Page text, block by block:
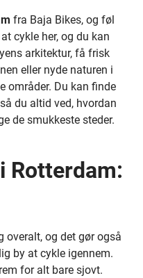
fra Baja Bikes, og føl
cykle her, og du kan
arkitektur, få frisk
eller nyde naturen i
områder. Du kan finde
du altid ved, hvordan
de smukkeste steder.
Rotterdam:
overalt, og det gør også
by at cykle igennem.
for alt bare sjovt.